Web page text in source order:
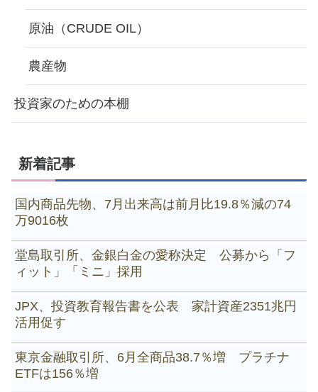
原油（CRUDE OIL）
農産物
投資家のための本棚
新着記事
国内商品先物、7月出来高は前月比19.8％減の74
万9016枚
堂島取引所、金銀白金の愛称決定 公募から「フ
ィット」「ミニ」採用
JPX、投資教育報告書を公表 家計資産2351兆円
活用促す
東京金融取引所、6月全商品38.7％増 プラチナ
ETFは156％増